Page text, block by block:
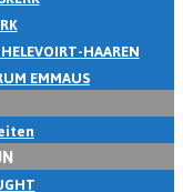
HAAREN
EMMAUS